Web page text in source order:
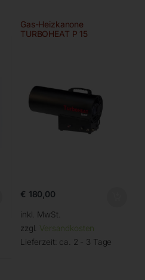
Gas-Heizkanone
TURBOHEAT P 15
€ 180,00
inkl. MwSt.
zzgl. Versandkosten
Lieferzeit: ca. 2 - 3 Tage